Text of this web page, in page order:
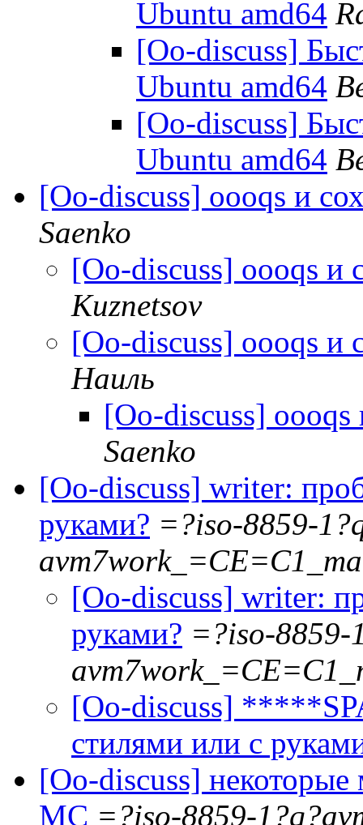
Ubuntu amd64
[Oo-discuss]
Ubuntu amd64
[Oo-discuss]
Ubuntu amd64
[Oo-discuss] oooqs и
Saenko
[Oo-discuss] oooqs и
Kuznetsov
[Oo-discuss] oooqs и
Наиль
[Oo-discuss] oooqs
Saenko
[Oo-discuss] writer:
руками? =?iso-8859-
[Oo-discuss] writer:
руками? =?iso-8859-
[Oo-discuss]
стилями или с
[Oo-discuss]
МС =?iso-8859-